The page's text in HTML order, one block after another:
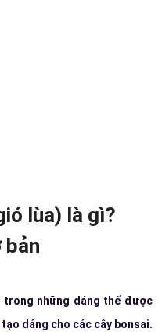
lùa) là gì?
bản
trong những dáng thế được
dáng cho các cây bonsai.